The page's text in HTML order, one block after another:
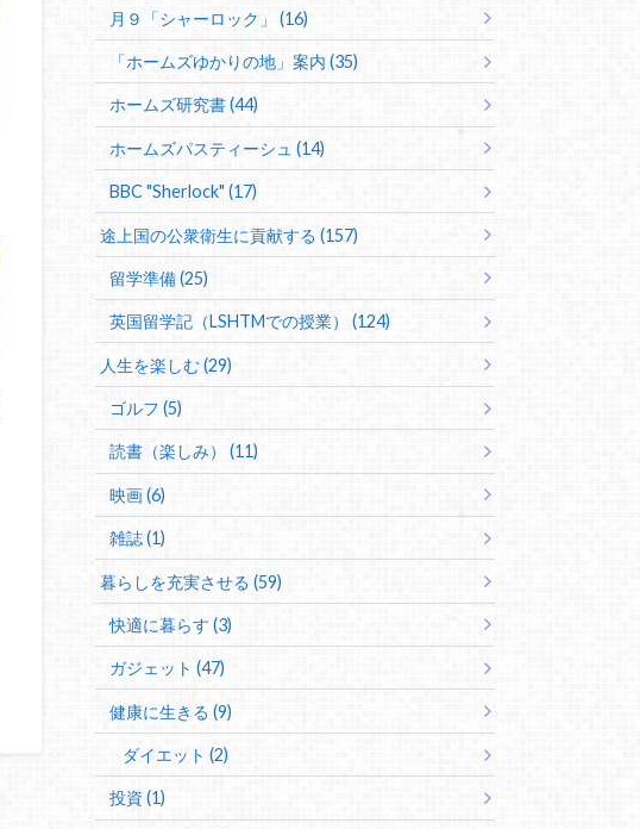
月９「シャーロック」 (16)
「ホームズゆかりの地」案内 (35)
ホームズ研究書 (44)
ホームズパスティーシュ (14)
BBC "Sherlock" (17)
途上国の公衆衛生に貢献する (157)
留学準備 (25)
英国留学記（LSHTMでの授業） (124)
人生を楽しむ (29)
ゴルフ (5)
読書（楽しみ） (11)
映画 (6)
雑誌 (1)
暮らしを充実させる (59)
快適に暮らす (3)
ガジェット (47)
健康に生きる (9)
ダイエット (2)
投資 (1)